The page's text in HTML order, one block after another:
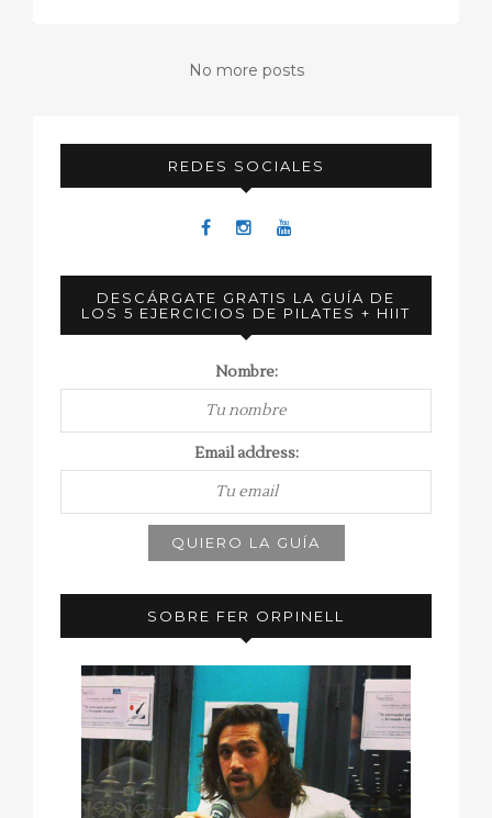
No more posts
REDES SOCIALES
DESCÁRGATE GRATIS LA GUÍA DE
LOS 5 EJERCICIOS DE PILATES + HIIT
Nombre:
Email address:
SOBRE FER ORPINELL